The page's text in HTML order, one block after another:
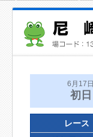
6月17日
初日
レース